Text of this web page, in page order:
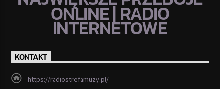
ONLINE | RADIO
INTERNETOWE
KONTAKT
https://radiostrefamuzy.pl/